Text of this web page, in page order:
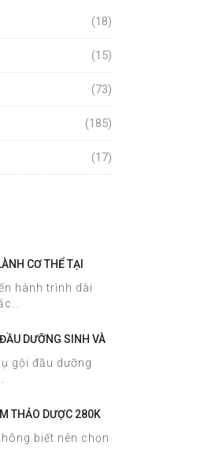
(18)
(15)
(73)
(185)
(17)
CƠ THỂ TẠI
hành trình dài
DƯỠNG SINH VÀ
gội đầu dưỡng
THẢO DƯỢC 280K
biết nên chọn